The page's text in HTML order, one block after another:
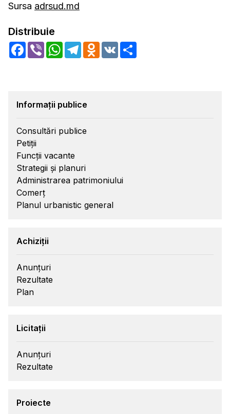
Sursa adrsud.md
Distribuie
Facebook
Viber WhatsApp
TelegramOdnoklassniki
VK
Informații publice
Consultări publice
Petiții
Funcții vacante
Strategii și planuri
Administrarea patrimoniului
Comerț
Planul urbanistic general
Achiziții
Anunțuri
Rezultate
Plan
Licitații
Anunțuri
Rezultate
Proiecte